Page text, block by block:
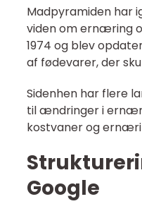
Madpyramiden har
viden om ernæring
1974 og blev
af fødevarer, der
Sidenhen har flere
til ændringer i
kostvaner og
Google